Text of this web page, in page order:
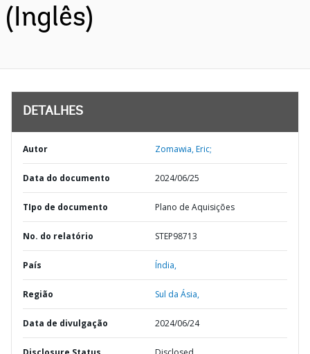
(Inglês)
DETALHES
Autor Zomawia, Eric;
Data do documento 2024/06/25
TIpo de documento Plano de Aquisições
No. do relatório STEP98713
País Índia,
Região Sul da Ásia,
Data de divulgação 2024/06/24